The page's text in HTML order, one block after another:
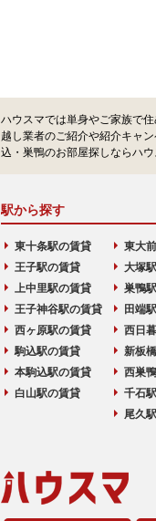
ハウスマでは単身やご家族で
越し業者のご紹介や紹介キャ
込・巣鴨のお部屋探しならハウ
駅から探す
東十条駅の賃貸
王子駅の賃貸
上中里駅の賃貸
王子神谷駅の賃貸
西ヶ原駅の賃貸
駒込駅の賃貸
本駒込駅の賃貸
白山駅の賃貸
東大
大塚
巣鴨
田端
西日
新板
西巣
千石
尾久